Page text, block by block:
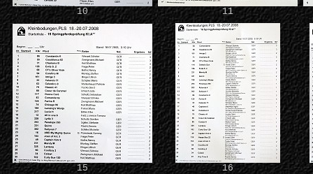
10 11
15 16